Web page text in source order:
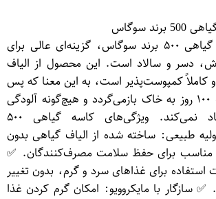
سوگاس
کاسه یکبار مصرف گیاهی ۵۰۰ برند سوگاس، گزینه‌ای عالی برای
دسر و سالاد است. این محصول از الیاف
کاملاً کمپوست‌پذیر است، به این معنا که پس
از مصرف، در مدت ۱۰۰ روز به خاک بازمی‌گردد و هیچ‌گونه آلودگی
زیست‌محیطی ایجاد نمی‌کند. ویژگی‌های کاسه گیاهی ۵۰۰
طبیعی: ساخته شده از الیاف گیاهی بدون
مناسب برای حفظ سلامت مصرف‌کنندگان. ✅
استفاده برای غذاهای سرد و گرم، بدون تغییر
سازگار با مایکروویو: امکان گرم کردن غذا